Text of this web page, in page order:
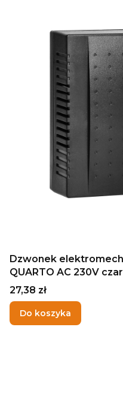
Dzwonek
QUARTO AC 230V
Cena
27,38 zł
Do koszyka